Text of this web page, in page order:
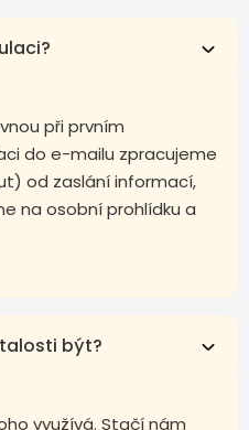
při prvním
do e-mailu zpracujeme
od zaslání informací,
na osobní prohlídku a
být?
využívá. Stačí nám